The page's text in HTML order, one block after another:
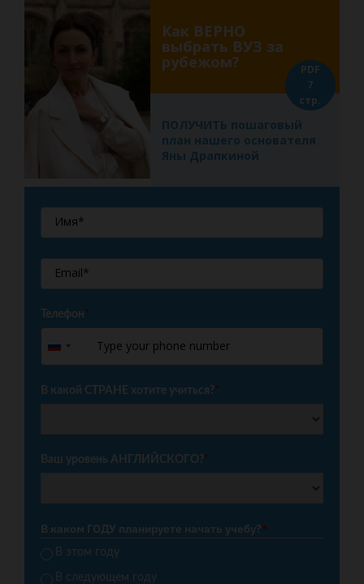
Как ВЕРНО
выбрать ВУЗ за
рубежом?
ПОЛУЧИТЬ пошаговый
план нашего основателя
Яны Драпкиной
PDF
7
стр.
Телефон*
Russia
+7
В какой СТРАНЕ хотите учиться?*
Ваш уровень АНГЛИЙСКОГО?*
В каком ГОДУ планируете начать учебу?*
В этом году
В следующем году